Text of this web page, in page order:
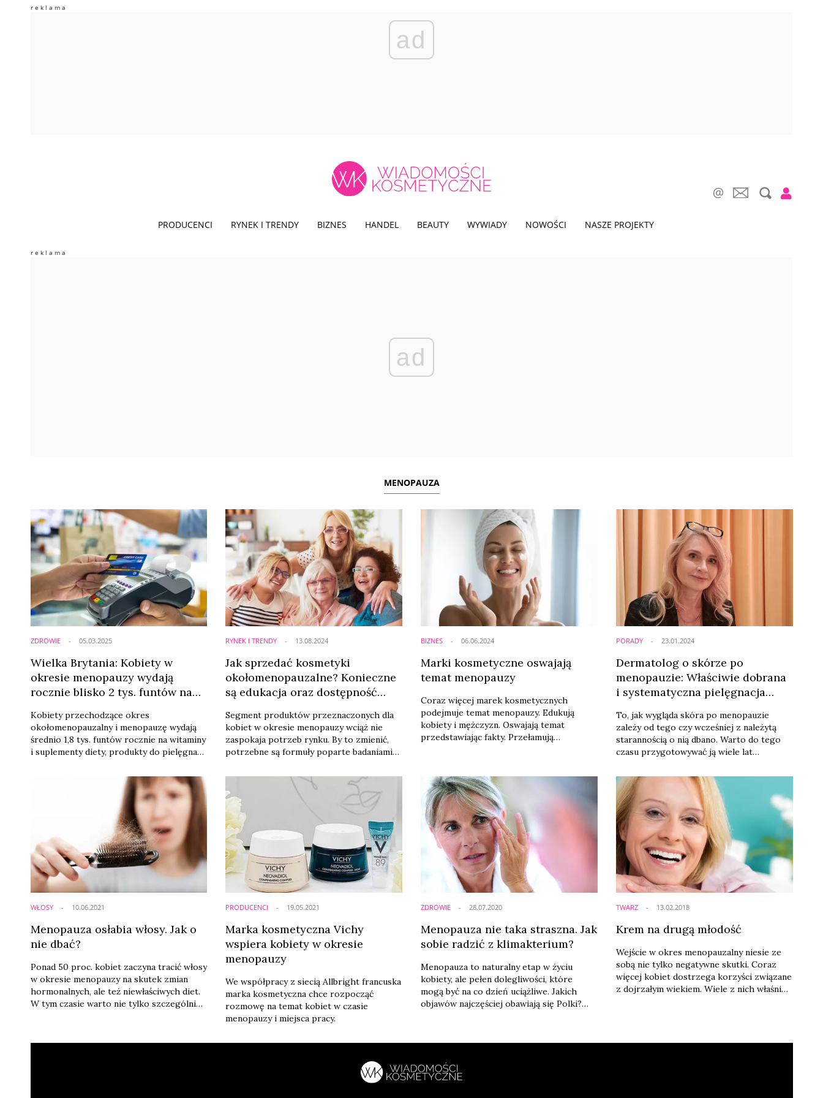
ad
PRODUCENCI RYNEK I TRENDY BIZNES HANDEL BEAUTY WYWIADY NOWOŚCI NASZE PROJEKTY
ad
MENOPAUZA
ZDROWIE
Wielka Brytania: Kobiety w
okresie menopauzy wydają
rocznie blisko 2 tys. funtów na
Kobiety przechodzące okres
okołomenopauzalny i menopauzę wydają
średnio 1,8 tys. funtów rocznie na witaminy
i suplementy diety, produkty do pielęgnacji
m.in. takie objawy jak zmęczenie czy
05.03.2025 RYNEK I TRENDY
Jak sprzedać kosmetyki
okołomenopauzalne? Konieczne
są edukacja oraz dostępność
Segment produktów przeznaczonych dla
kobiet w okresie menopauzy wciąż nie
zaspokaja potrzeb rynku. By to zmienić,
potrzebne są formuły poparte badaniami
i ciągła edukacja.
13.08.2024 BIZNES
Marki kosmetyczne oswajają
temat menopauzy
Coraz więcej marek kosmetycznych
podejmuje temat menopauzy. Edukują
kobiety i mężczyzn. Oswajają temat
przedstawiając fakty. Przełamują
bycia pełnowartościową kobietą.
06.06.2024 PORADY
Dermatolog o skórze po
menopauzie: Właściwie dobrana
i systematyczna pielęgnacja
5-10 lat
​To, jak wygląda skóra po menopauzie
zależy od tego czy wcześniej z należytą
starannością o nią dbano. Warto do tego
czasu przygotowywać ją wiele lat
choć wtedy do widocznych efektów
potrzebna jest systematyczność i
cierpliwość – zastrzega prof. dr hab. n.
med. Małgorzata Sokołowska-Wojdyło,
dermatolog.
23.01.2024
WŁOSY
Menopauza osłabia włosy. Jak o
nie dbać?
Ponad 50 proc. kobiet zaczyna tracić włosy
w okresie menopauzy na skutek zmian
hormonalnych, ale też niewłaściwych diet.
W tym czasie warto nie tylko szczególnie
skóry głowy.
10.06.2021 PRODUCENCI
Marka kosmetyczna Vichy
wspiera kobiety w okresie
menopauzy
We współpracy z siecią Allbright francuska
marka kosmetyczna chce rozpocząć
rozmowę na temat kobiet w czasie
menopauzy i miejsca pracy.
19.05.2021 ZDROWIE
Menopauza nie taka straszna. Jak
sobie radzić z klimakterium?
Menopauza to naturalny etap w życiu
kobiety, ale pełen dolegliwości, które
mogą być na co dzień uciążliwe. Jakich
objawów najczęściej obawiają się Polki?
sposoby łagodzenia objawów przekwitania
najnowsze badanie przeprowadzone w
ramach programu Zdrowa ONA.
28.07.2020 TWARZ
Krem na drugą młodość
Wejście w okres menopauzalny niesie ze
sobą nie tylko negatywne skutki. Coraz
więcej kobiet dostrzega korzyści związane
z dojrzałym wiekiem. Wiele z nich właśnie
13.02.2018